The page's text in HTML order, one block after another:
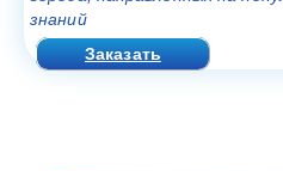
знаний
Заказать